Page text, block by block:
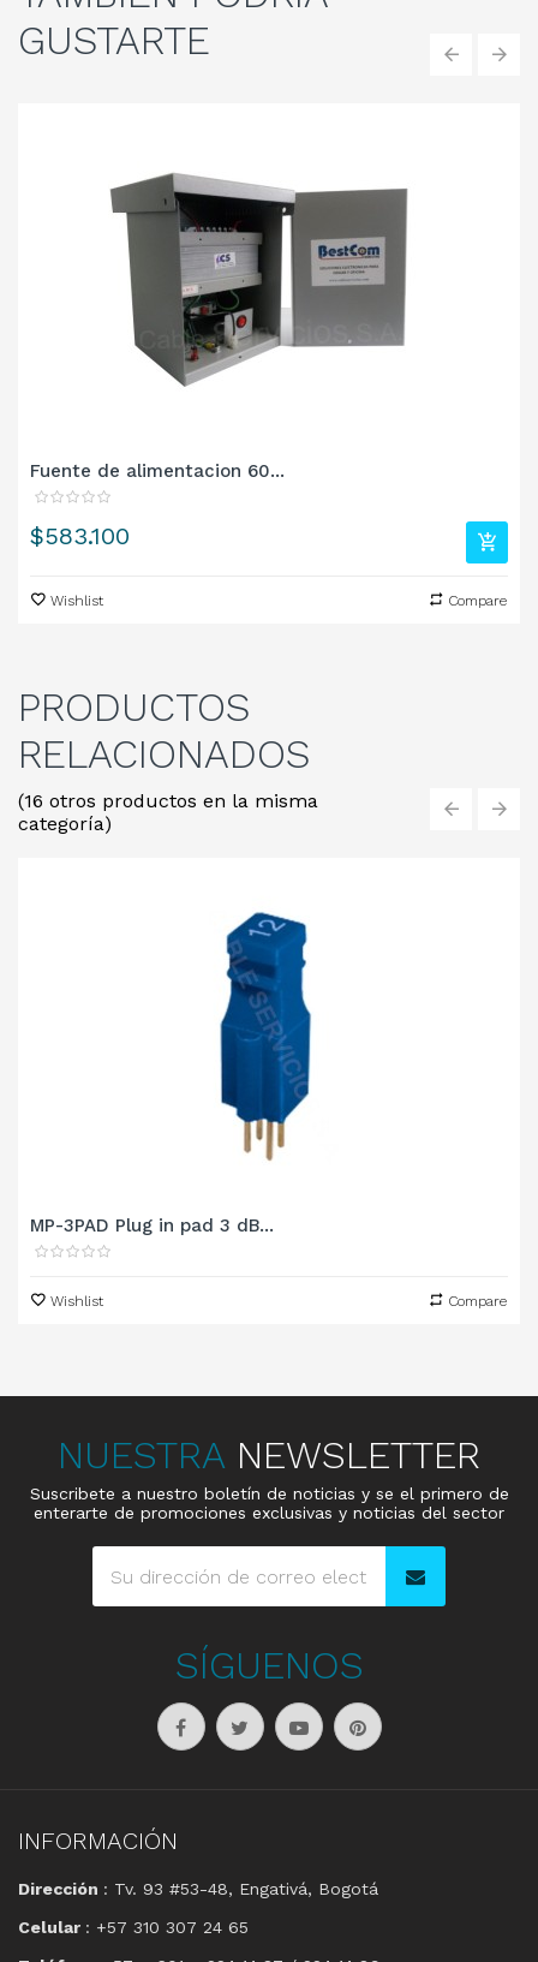
GUSTARTE
Fuente de alimentacion 60...
Precio
$583.100
Wishlist Compare
PRODUCTOS
RELACIONADOS
(16 otros productos en la misma
categoría)
MP-3PAD Plug in pad 3 dB...
Wishlist Compare
NUESTRA NEWSLETTER
Suscribete a nuestro boletín de noticias y se el primero de
enterarte de promociones exclusivas y noticias del sector
SÍGUENOS
INFORMACIÓN
Dirección : Tv. 93 #53-48, Engativá, Bogotá
Celular : +57 310 307 24 65